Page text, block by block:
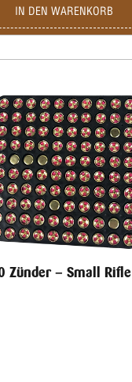
IN DEN WARENKORB
Zünder – Small Rifle